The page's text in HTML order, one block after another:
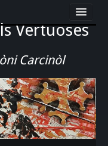
Vertuoses
Carcinòl
LOCAUX